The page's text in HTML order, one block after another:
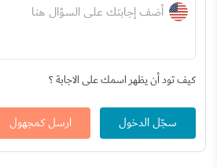
أضف إجابتك على السؤال هنا
كيف تود أن يظهر اسمك على الاجابة ؟
سجّل الدخول ارسل كمجهول